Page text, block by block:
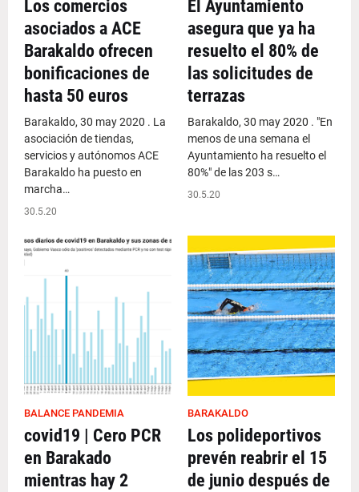
Los comercios
asociados a ACE
Barakaldo ofrecen
bonificaciones de
hasta 50 euros
Barakaldo, 30 may 2020 . La
asociación de tiendas,
servicios y autónomos ACE
Barakaldo ha puesto en
marcha…
30.5.20
El Ayuntamiento
asegura que ya ha
resuelto el 80% de
las solicitudes de
terrazas
Barakaldo, 30 may 2020 . "En
menos de una semana el
Ayuntamiento ha resuelto el
80%" de las 203 s…
30.5.20
BALANCE PANDEMIA
covid19 | Cero PCR
en Barakado
mientras hay 2
BARAKALDO
Los polideportivos
prevén reabrir el 15
de junio después de